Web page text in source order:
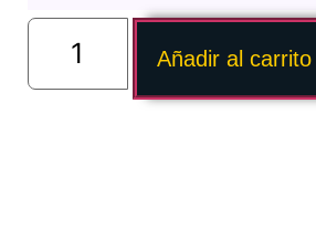
Añadir al carrito